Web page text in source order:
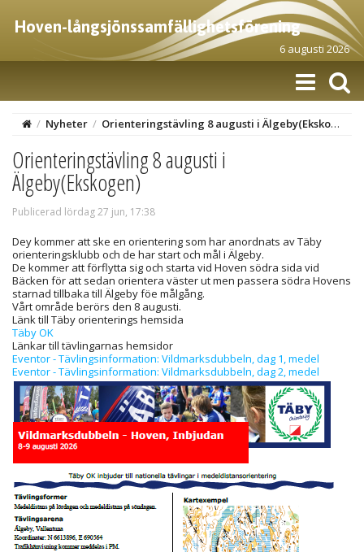
Hoven-långsjönssamfällighetsförening
6 augusti 2026
/ Nyheter / Orienteringstävling 8 augusti i Älgeby(Ekskogen)
Orienteringstävling 8 augusti i
Älgeby(Ekskogen)
Publicerad lördag 27 jun, 17:38
Dey kommer att ske en orientering som har anordnats av Täby
orienteringsklubb och de har start och mål i Älgeby.
De kommer att förflytta sig och starta vid Hoven södra sida vid
Bäcken för att sedan orientera väster ut men passera södra Hovens
starnad tillbaka till Älgeby föe målgång.
Vårt område berörs den 8 augusti.
Länk till Täby orienterings hemsida
Täby OK
Länkar till tävlingarnas hemsidor
Eventor - Tävlingsinformation: Vildmarksdubbeln, dag 1, medel
Eventor - Tävlingsinformation: Vildmarksdubbeln, dag 2, medel